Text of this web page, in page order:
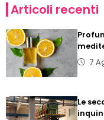
Articoli recenti
7
Le